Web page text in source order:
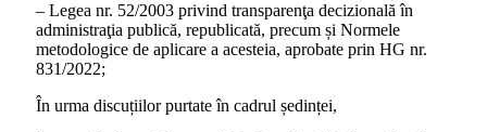
– Legea nr. 52/2003 privind transparenţa decizională în
administraţia publică, republicată, precum și Normele
metodologice de aplicare a acesteia, aprobate prin HG nr.
831/2022;
În urma discuțiilor purtate în cadrul ședinței,